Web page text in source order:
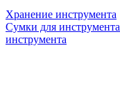
Хранение инструмента
Сумки для инструмента
инструмента